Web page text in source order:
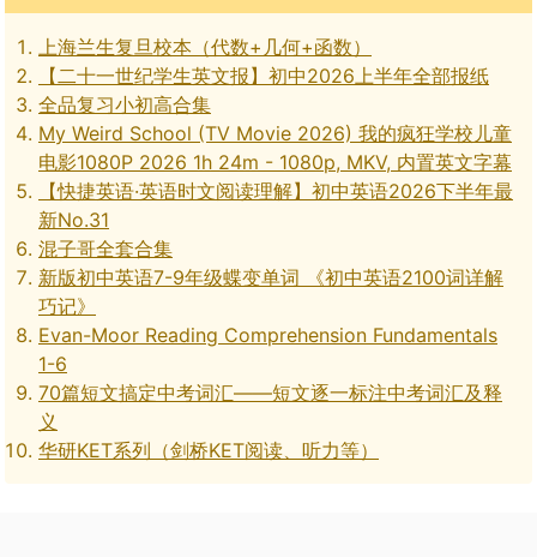
上海兰生复旦校本（代数+几何+函数）
【二十一世纪学生英文报】初中2026上半年全部报纸
全品复习小初高合集
My Weird School (TV Movie 2026) 我的疯狂学校儿童
电影1080P 2026 1h 24m - 1080p, MKV, 内置英文字幕
【快捷英语·英语时文阅读理解】初中英语2026下半年最
新No.31
混子哥全套合集
新版初中英语7-9年级蝶变单词 《初中英语2100词详解
巧记》
Evan-Moor Reading Comprehension Fundamentals
1-6
70篇短文搞定中考词汇——短文逐一标注中考词汇及释
义
华研KET系列（剑桥KET阅读、听力等）